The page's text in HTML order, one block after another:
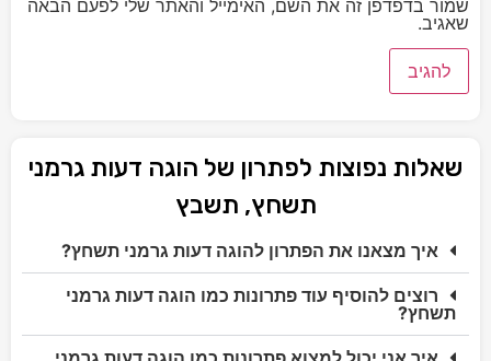
שמור בדפדפן זה את השם, האימייל והאתר שלי לפעם הבאה
שאגיב.
שאלות נפוצות לפתרון של הוגה דעות גרמני
תשחץ, תשבץ
איך מצאנו את הפתרון להוגה דעות גרמני תשחץ?
רוצים להוסיף עוד פתרונות כמו הוגה דעות גרמני
תשחץ?